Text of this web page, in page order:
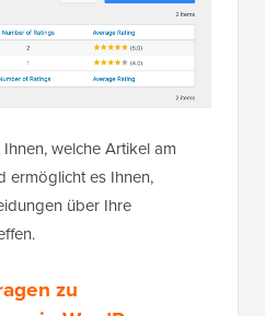
welche Artikel am
ermöglicht es Ihnen,
über Ihre
zu